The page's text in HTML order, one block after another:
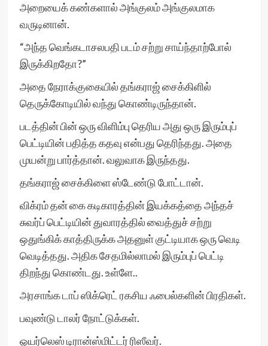
அறையைக் கண்களால் அங்குலம் அங்குலமாக
வருடினான்.
“அந்த வெங்கடாசலபதி படம் சற்று சாய்ந்தாற்போல்
இருக்கிறதோ?”
அதை நேராக்குகையில் தங்கராஜ் சைக்கிளில்
தெருக்கோடியில் வந்து கொண்டிருந்தான்.
படத்தின் பின் ஒரு விளிம்பு தெரிய அது ஒரு இரும்புப்
பெட்டியின் பதித்த கதவு என்பது தெரிந்தது. அதை
முயன்று பார்த்தான். வலுவாக இருந்தது.
தங்கராஜ் சைக்கிளை ஸ்டேண்டு போட்டான்.
விக்ரம் தன் கை கடிகாரத்தின் இயக்கத்தை அந்தச்
சுவர்ப் பெட்டியின் துவாரத்தில் வைத்துச் சற்று
ஒதுங்கிக் காத்திருக்க அதனுள் குட்டியாக ஒரு வெடி
வெடித்தது. அதிக சேதமில்லாமல் இரும்புப் பெட்டி
திறந்து கொண்டது. உள்ளே..
அரசாங்க டாப் ஸிக்ரெட் ரகசிய ஃபைல்களின் பிரதிகள்.
பவுண்டு டாலர் நோட்டுக்கள்.
ஓயர்லெஸ் டிரான்ஸ்மிட்டர் ரிஸீவர்.